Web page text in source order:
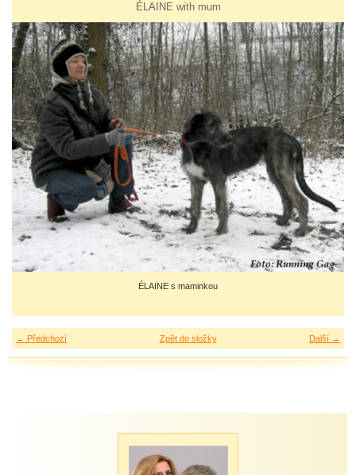
ÉLAINE with mum
ÉLAINE s maminkou
← Předchozí Další →
Zpět do složky